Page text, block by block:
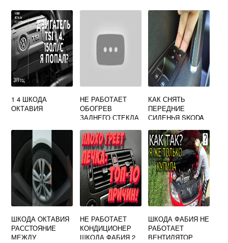
1 4 ШКОДА
ОКТАВИЯ
НЕ РАБОТАЕТ
ОБОГРЕВ
ЗАДНЕГО СТЕКЛА
A5
КАК СНЯТЬ
ПЕРЕДНИЕ
СИДЕНЬЯ SKODA
ШКОДА ОКТАВИЯ
РАССТОЯНИЕ
МЕЖДУ
НЕ РАБОТАЕТ
КОНДИЦИОНЕР
ШКОДА ФАБИЯ 2
ШКОДА ФАБИЯ НЕ
РАБОТАЕТ
ВЕНТИЛЯТОР